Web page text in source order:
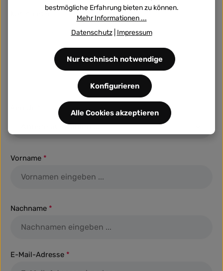
Vorname *
Nachname *
E-Mail-Adresse *
bestmögliche Erfahrung bieten zu können.
Mehr Informationen ...
Datenschutz| Impressum
Nur technisch notwendige
Konfigurieren
Alle Cookies akzeptieren